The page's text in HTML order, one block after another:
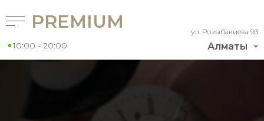
Алматы
ул. Розыбакиева 93
PREMIUM
10:00 - 20:00